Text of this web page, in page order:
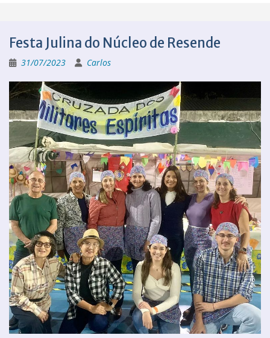
Festa Julina do Núcleo de Resende
31/07/2023 Carlos